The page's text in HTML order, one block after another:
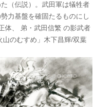
（伝説）。武田軍は犠牲者
力基盤を確固たるものにし
体、 弟・武田信繁 の影武者
のむすめ」木下昌輝/双葉